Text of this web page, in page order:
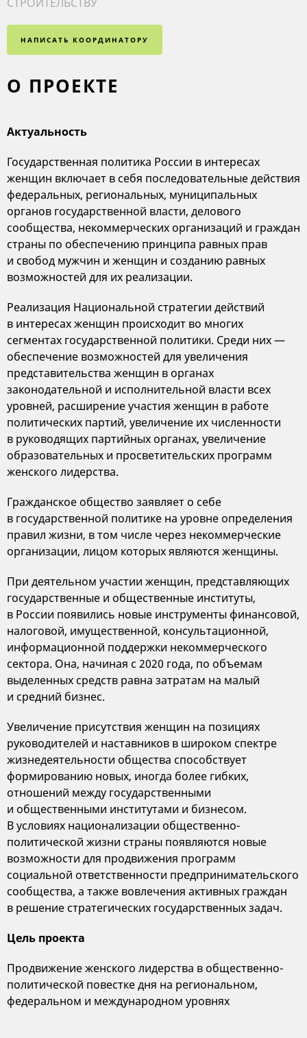
НАПИСАТЬ КООРДИНАТОРУ
О ПРОЕКТЕ
Актуальность
Государственная политика России в интересах
женщин включает в себя последовательные действия
федеральных, региональных, муниципальных
органов государственной власти, делового
сообщества, некоммерческих организаций и граждан
страны по обеспечению принципа равных прав
и свобод мужчин и женщин и созданию равных
возможностей для их реализации.
Реализация Национальной стратегии действий
в интересах женщин происходит во многих
сегментах государственной политики. Среди них —
обеспечение возможностей для увеличения
представительства женщин в органах
законодательной и исполнительной власти всех
уровней, расширение участия женщин в работе
политических партий, увеличение их численности
в руководящих партийных органах, увеличение
образовательных и просветительских программ
женского лидерства.
Гражданское общество заявляет о себе
в государственной политике на уровне определения
правил жизни, в том числе через некоммерческие
организации, лицом которых являются женщины.
При деятельном участии женщин, представляющих
государственные и общественные институты,
в России появились новые инструменты финансовой,
налоговой, имущественной, консультационной,
информационной поддержки некоммерческого
сектора. Она, начиная с 2020 года, по объемам
выделенных средств равна затратам на малый
и средний бизнес.
Увеличение присутствия женщин на позициях
руководителей и наставников в широком спектре
жизнедеятельности общества способствует
формированию новых, иногда более гибких,
отношений между государственными
и общественными институтами и бизнесом.
В условиях национализации общественно-
политической жизни страны появляются новые
возможности для продвижения программ
социальной ответственности предпринимательского
сообщества, а также вовлечения активных граждан
в решение стратегических государственных задач.
Цель проекта
Продвижение женского лидерства в общественно-
политической повестке дня на региональном,
федеральном и международном уровнях